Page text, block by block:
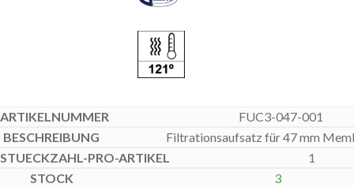
FUC3-047-001
Filtrationsaufsatz für 47 mm
1
3